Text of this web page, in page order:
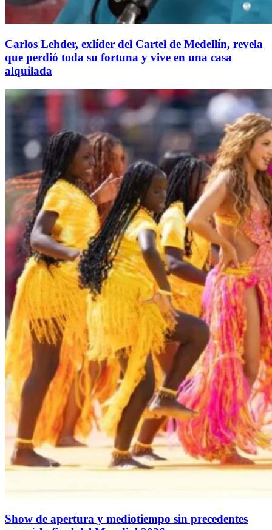
Carlos Lehder, exlíder del Cartel de Medellín, revela
que perdió toda su fortuna y vive en una casa
alquilada
Show de apertura y mediotiempo sin precedentes